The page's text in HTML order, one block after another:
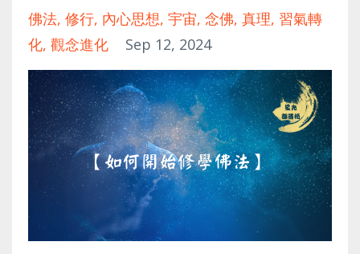
佛法 修行 內心思想 宇宙 念佛 真理 習氣轉
化 觀念進化 Sep 12, 2024